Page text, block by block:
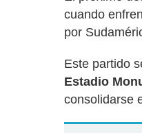
cuando
por
Este partido
Estadio
consolidarse